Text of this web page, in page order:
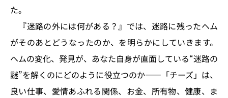
た。
『迷路の外には何がある？』では、迷路に残ったヘム
がそのあとどうなったのか、を明らかにしていきます。
ヘムの変化、発見が、あなた自身が直面している“迷路の
謎”を解くのにどのように役立つのか――「チーズ」は、
良い仕事、愛情あふれる関係、お金、所有物、健康、ま